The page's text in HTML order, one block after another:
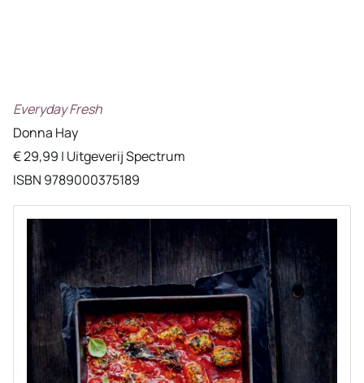
Everyday Fresh
Donna Hay
€ 29,99 | Uitgeverij Spectrum
ISBN 9789000375189